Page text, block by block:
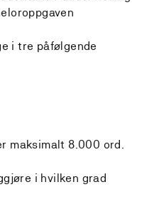
i tre påfølgende
maksimalt 8.000 ord.
i hvilken grad